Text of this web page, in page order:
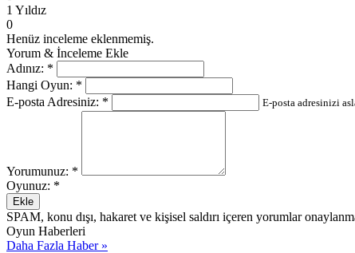
1 Yıldız
0
Henüz inceleme eklenmemiş.
Yorum & İnceleme Ekle
Adınız: *
Hangi Oyun: *
E-posta Adresiniz: * E-posta adresinizi
Yorumunuz: *
Oyunuz: *
Ekle
SPAM, konu dışı, hakaret ve kişisel saldırı içeren yorumlar
Oyun Haberleri
Daha Fazla Haber »